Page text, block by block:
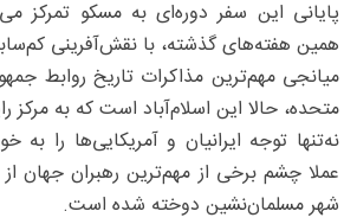
پایانی این سفر دوره‌ای به مسکو تمرکز
همین هفته‌های گذشته، با نقش‌آفرینی
میانجی مهم‌ترین مذاکرات تاریخ روابط
متحده، حالا این اسلام‌آباد است که به مرکز
نه‌تنها توجه ایرانیان و آمریکایی‌ها را به
عملا چشم برخی از مهم‌ترین رهبران جهان
شهر مسلمان‌نشین دوخته شده است.